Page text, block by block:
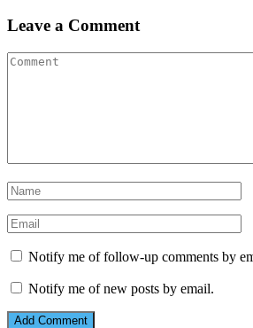
Leave a Comment
Notify me of follow-up comments by
Notify me of new posts by email.